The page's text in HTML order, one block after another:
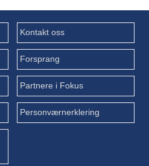
Kontakt oss
Forsprang
Partnere i Fokus
Personværnerklering